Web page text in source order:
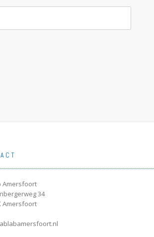
Amersfoort
34
Amersfoort